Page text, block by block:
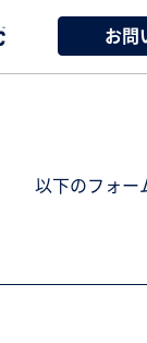
お問
以下のフォー